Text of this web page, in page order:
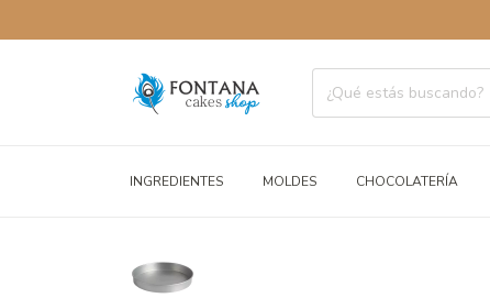
INGREDIENTES MOLDES CHOCOLATERÍA